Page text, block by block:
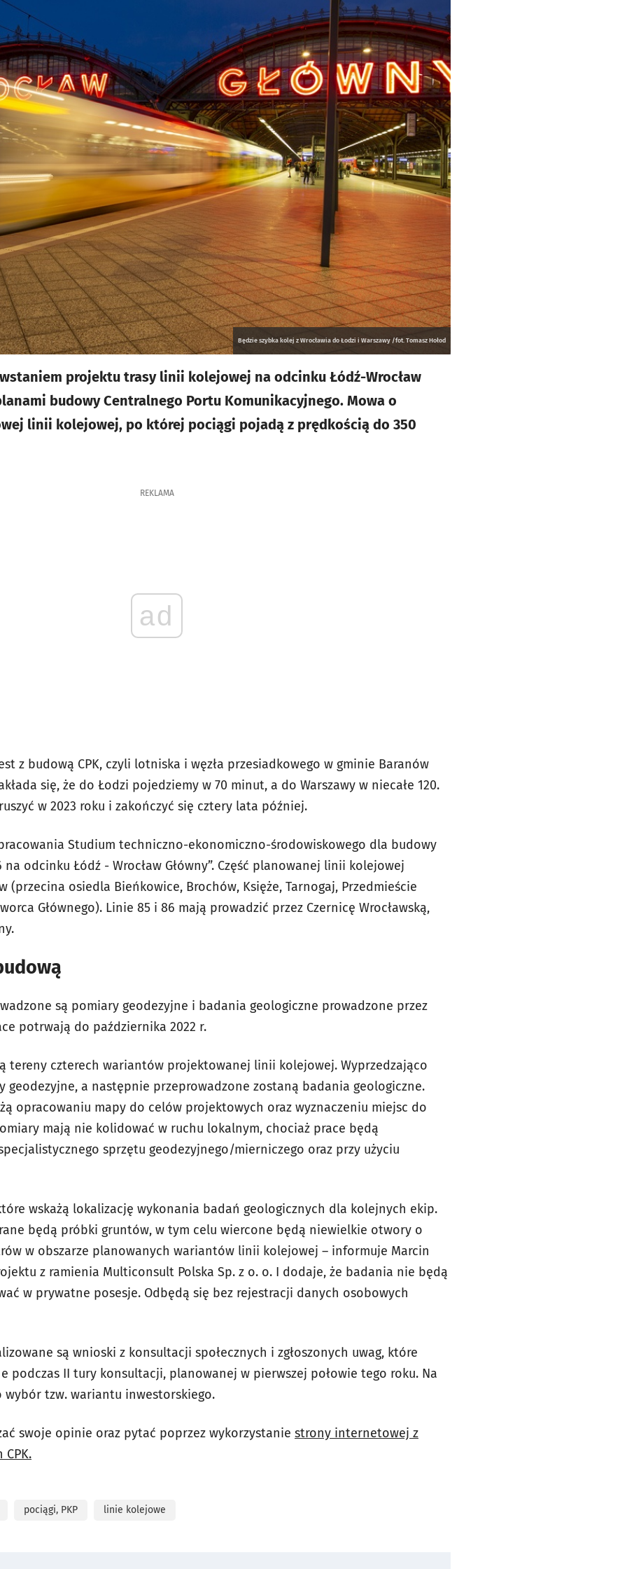
Będzie szybka kolej z Wrocławia do Łodzi i Warszawy /fot. Tomasz Hołod
projektu trasy linii kolejowej na odcinku Łódź-Wrocław
budowy Centralnego Portu Komunikacyjnego. Mowa o
linii kolejowej, po której pociągi pojadą z prędkością do 350
REKLAMA
ad
z budową CPK, czyli lotniska i węzła przesiadkowego w gminie Baranów
się, że do Łodzi pojedziemy w 70 minut, a do Warszawy w niecałe 120.
w 2023 roku i zakończyć się cztery lata później.
Studium techniczno-ekonomiczno-środowiskowego dla budowy
odcinku Łódź - Wrocław Główny”. Część planowanej linii kolejowej
(przecina osiedla Bieńkowice, Brochów, Księże, Tarnogaj, Przedmieście
Głównego). Linie 85 i 86 mają prowadzić przez Czernicę Wrocławską,
są pomiary geodezyjne i badania geologiczne prowadzone przez
potrwają do października 2022 r.
tereny czterech wariantów projektowanej linii kolejowej. Wyprzedzająco
geodezyjne, a następnie przeprowadzone zostaną badania geologiczne.
opracowaniu mapy do celów projektowych oraz wyznaczeniu miejsc do
mają nie kolidować w ruchu lokalnym, chociaż prace będą
sprzętu geodezyjnego/mierniczego oraz przy użyciu
wskażą lokalizację wykonania badań geologicznych dla kolejnych ekip.
będą próbki gruntów, w tym celu wiercone będą niewielkie otwory o
w obszarze planowanych wariantów linii kolejowej – informuje Marcin
z ramienia Multiconsult Polska Sp. z o. o. I dodaje, że badania nie będą
w prywatne posesje. Odbędą się bez rejestracji danych osobowych
są wnioski z konsultacji społecznych i zgłoszonych uwag, które
podczas II tury konsultacji, planowanej w pierwszej połowie tego roku. Na
wybór tzw. wariantu inwestorskiego.
swoje opinie oraz pytać poprzez wykorzystanie strony internetowej z
pociągi, PKP linie kolejowe